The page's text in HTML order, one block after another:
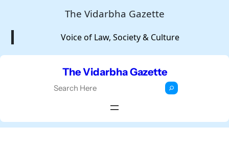
The Vidarbha Gazette
Voice of Law, Society & Culture
The Vidarbha Gazette
r